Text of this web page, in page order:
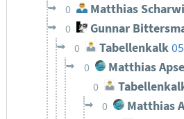
0 Matthias
0 Gunnar
0 Tabellenkalk
0 Matthias
0
0 Matthias